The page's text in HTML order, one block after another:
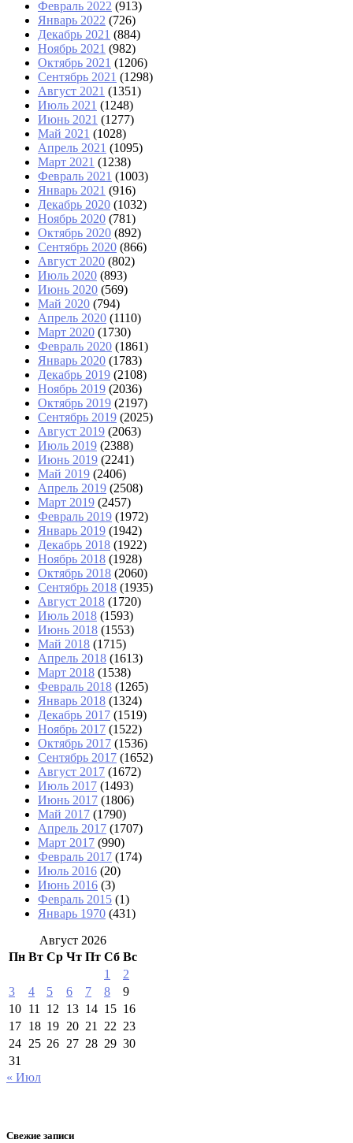
Февраль 2022 (913)
Январь 2022 (726)
Декабрь 2021 (884)
Ноябрь 2021 (982)
Октябрь 2021 (1206)
Сентябрь 2021 (1298)
Август 2021 (1351)
Июль 2021 (1248)
Июнь 2021 (1277)
Май 2021 (1028)
Апрель 2021 (1095)
Март 2021 (1238)
Февраль 2021 (1003)
Январь 2021 (916)
Декабрь 2020 (1032)
Ноябрь 2020 (781)
Октябрь 2020 (892)
Сентябрь 2020 (866)
Август 2020 (802)
Июль 2020 (893)
Июнь 2020 (569)
Май 2020 (794)
Апрель 2020 (1110)
Март 2020 (1730)
Февраль 2020 (1861)
Январь 2020 (1783)
Декабрь 2019 (2108)
Ноябрь 2019 (2036)
Октябрь 2019 (2197)
Сентябрь 2019 (2025)
Август 2019 (2063)
Июль 2019 (2388)
Июнь 2019 (2241)
Май 2019 (2406)
Апрель 2019 (2508)
Март 2019 (2457)
Февраль 2019 (1972)
Январь 2019 (1942)
Декабрь 2018 (1922)
Ноябрь 2018 (1928)
Октябрь 2018 (2060)
Сентябрь 2018 (1935)
Август 2018 (1720)
Июль 2018 (1593)
Июнь 2018 (1553)
Май 2018 (1715)
Апрель 2018 (1613)
Март 2018 (1538)
Февраль 2018 (1265)
Январь 2018 (1324)
Декабрь 2017 (1519)
Ноябрь 2017 (1522)
Октябрь 2017 (1536)
Сентябрь 2017 (1652)
Август 2017 (1672)
Июль 2017 (1493)
Июнь 2017 (1806)
Май 2017 (1790)
Апрель 2017 (1707)
Март 2017 (990)
Февраль 2017 (174)
Июль 2016 (20)
Июнь 2016 (3)
Февраль 2015 (1)
Январь 1970 (431)
Август 2026
Пн Вт Ср Чт Пт Сб Вс
1
2
3
4 5 6 7 8
9
10 11 12 13 14 15 16
17 18 19 20 21 22 23
24 25 26 27 28 29 30
31
« Июл
Свежие записи